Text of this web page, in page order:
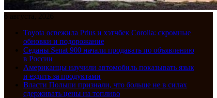
6 августа, 2026
Toyota освежила Prius и хэтчбек Corolla: скромные
обновки и подорожание
Седаны Senat 900 начали продавать по объявлению
в России
Американцы научили автомобиль показывать язык
и ездить за продуктами
Власти Польши признали, что больше не в силах
сдерживать цены на топливо